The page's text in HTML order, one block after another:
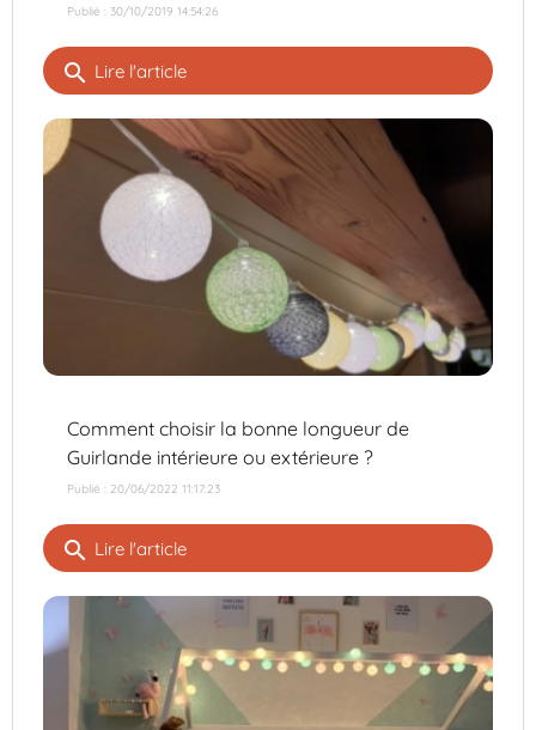
Publié : 30/10/2019 14:54:26
search Lire l'article
Comment choisir la bonne longueur de
Guirlande intérieure ou extérieure ?
Publié : 20/06/2022 11:17:23
search Lire l'article